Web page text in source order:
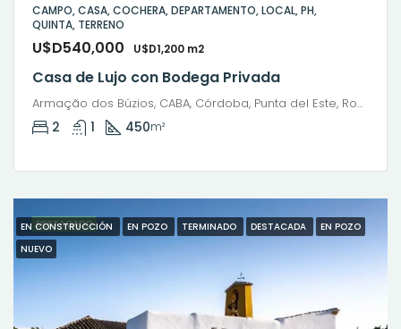
CAMPO, CASA, COCHERA, DEPARTAMENTO, LOCAL, PH,
QUINTA, TERRENO
U$D540,000 U$D1,200 m2
Casa de Lujo con Bodega Privada
Armação dos Búzios, CABA, Córdoba, Punta del Este, Rosario, Santiago de Chile, Valparaíso, Villa Dolores, Viña del Mar
2 1 450m²
DESTACADO
EN CONSTRUCCIÓN EN POZO TERMINADO DESTACADA
EN POZO
NUEVO